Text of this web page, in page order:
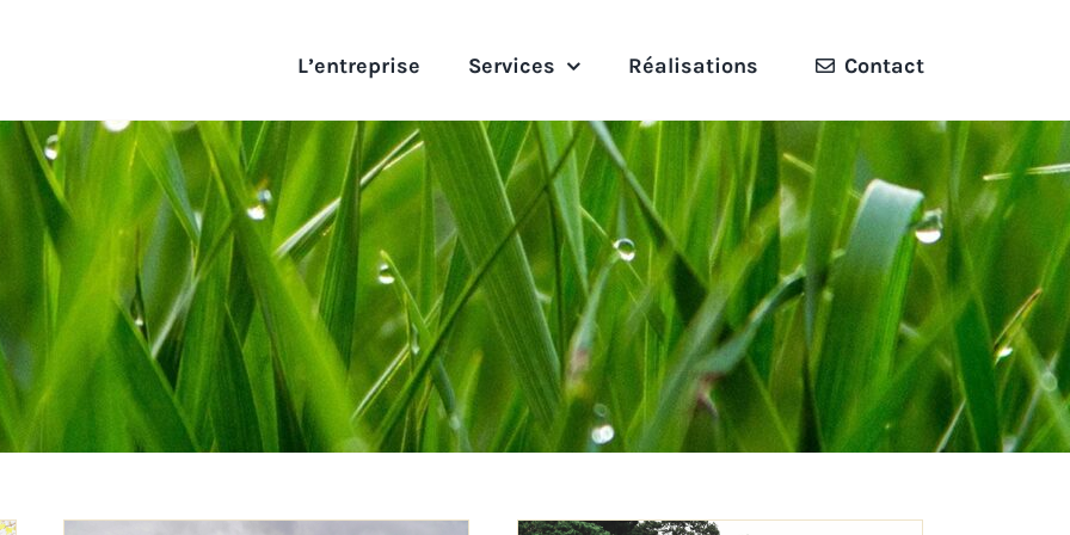
L’entreprise Services Réalisations Contact